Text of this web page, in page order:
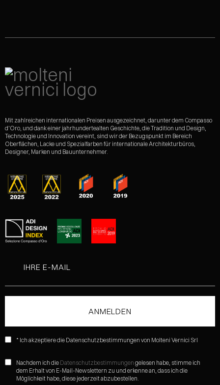
Mit zahlreichen internationalen Preisen ausgezeichnet, darunter dem Compasso
d'Oro, und dank einer jahrhundertealten Geschichte, die Tradition und Design,
Technologie und Innovation vereint, sind wir der Bezugspunkt im Bereich
Oberflächen, Lacke und Spezialfarben für internationale Architekturbüros,
Designer, Marken und Bauunternehmer.
* Ich akzeptiere die Datenschutzbestimmungen von Molteni Vernici Srl
Nachdem ich die Datenschutzbestimmungen gelesen habe, stimme ich
dem Erhalt von E-Mail-Newslettern zu und erkenne an, dass ich die
Möglichkeit habe, diese jederzeit abzubestellen.